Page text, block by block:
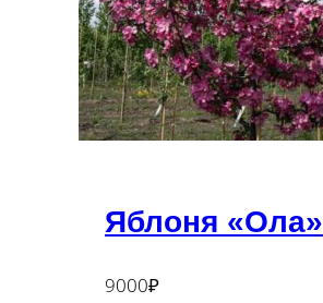
Яблоня «Ола»
9000₽